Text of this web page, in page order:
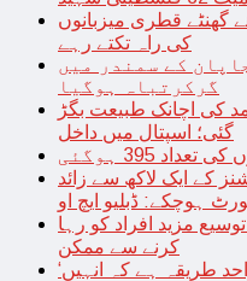
گھنٹے قطری میزبانوں
کی راہ تکتے رہے
کے سمندر میں
گرکرتباہ ہوگیا
الاحمد کی اچانک طبیعت بگڑ
گئی؛ اسپتال میں داخل
395 ہوگئی
کے ایک لاکھ سے زائد
ہوچکے: ڈبلیو ایچ او
مزید افراد کو رہا
کرنے سے ممکن
‘ججوں پر ٹرمپ کے حملے روکنے کا واحد طریقہ ہے کہ انہیں